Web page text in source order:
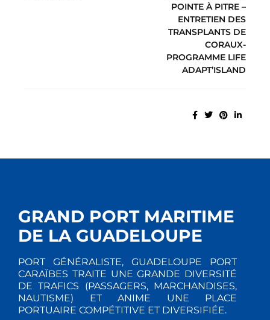
POINTE À PITRE –
ENTRETIEN DES
TRANSPLANTS DE
CORAUX-
PROGRAMME LIFE
ADAPT’ISLAND
GRAND PORT MARITIME
DE LA GUADELOUPE
PORT GÉNÉRALISTE, GUADELOUPE PORT
CARAÏBES TRAITE UNE GRANDE DIVERSITÉ
DE TRAFICS (PASSAGERS, MARCHANDISES,
NAUTISME) ET ANIME UNE PLACE
PORTUAIRE COMPÉTITIVE ET DIVERSIFIÉE.